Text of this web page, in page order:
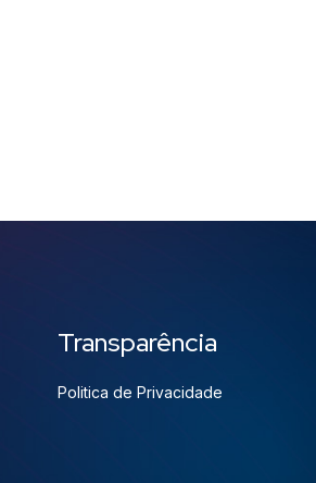
Transparência
Politica de Privacidade